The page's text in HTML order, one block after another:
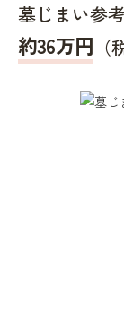
墓じまい参
約36万円 （